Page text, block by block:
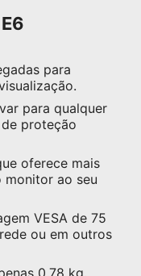
para
para qualquer
proteção
oferece mais
ao seu
VESA de 75
ou em outros